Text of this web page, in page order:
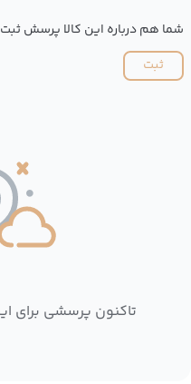
شما هم درباره این کالا پرسش
ثبت
تاکنون پرسشی